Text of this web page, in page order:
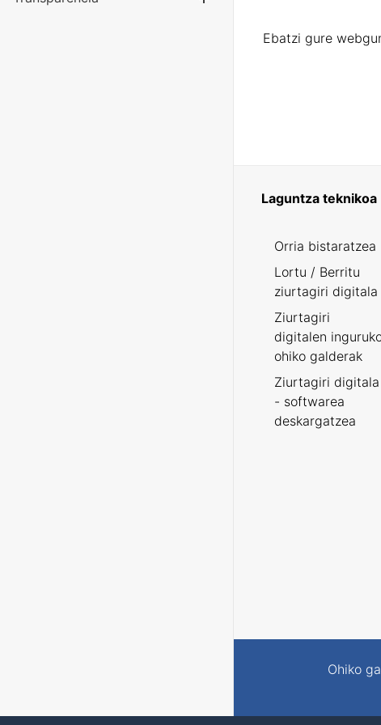
Ebatzi gure
Laguntza teknikoa
Orria bistaratzea
Lortu / Berritu
ziurtagiri digitala
Ziurtagiri
digitalen
ohiko galderak
Ziurtagiri digitala
- softwarea
deskargatzea
Ohiko